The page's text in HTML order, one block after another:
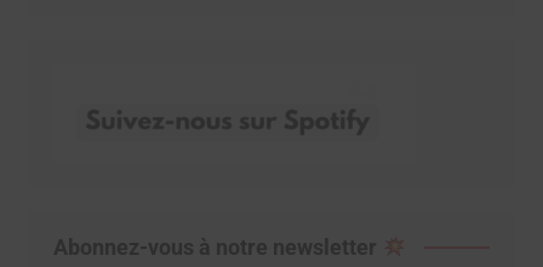
Abonnez-vous à notre newsletter